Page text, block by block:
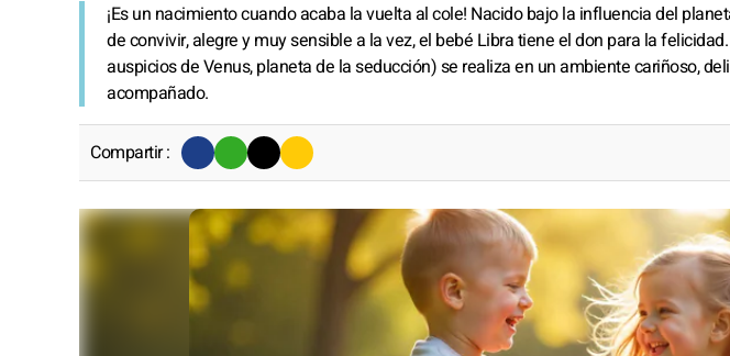
¡Es un nacimiento cuando acaba la vuelta al cole! Nacido bajo la influencia del
de convivir, alegre y muy sensible a la vez, el bebé Libra tiene el don para la
auspicios de Venus, planeta de la seducción) se realiza en un ambiente cariñoso,
acompañado.
Compartir :